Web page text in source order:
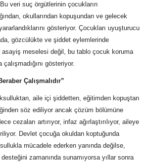
veri suç örgütlerinin çocukların
okullarından kopuşundan ve gelecek
gösteriyor. Çocukları uyuşturucu
gözcülükte ve şiddet eylemlerinde
asayiş meselesi değil, bu tablo çocuk koruma
gösteriyor.
Çalışmalıdır”
aile içi şiddetten, eğitimden kopuştan
söz ediliyor ancak çözüm bölümüne
cezaları artırıyor, infaz ağırlaştırılıyor, aileye
Devlet çocuğa okuldan koptuğunda
mücadele ederken yanında değilse,
desteğini zamanında sunamıyorsa yıllar sonra